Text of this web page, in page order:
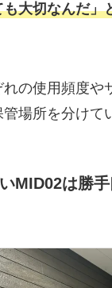
大切なんだ」
の使用頻度や
場所を分けて
MID02は勝